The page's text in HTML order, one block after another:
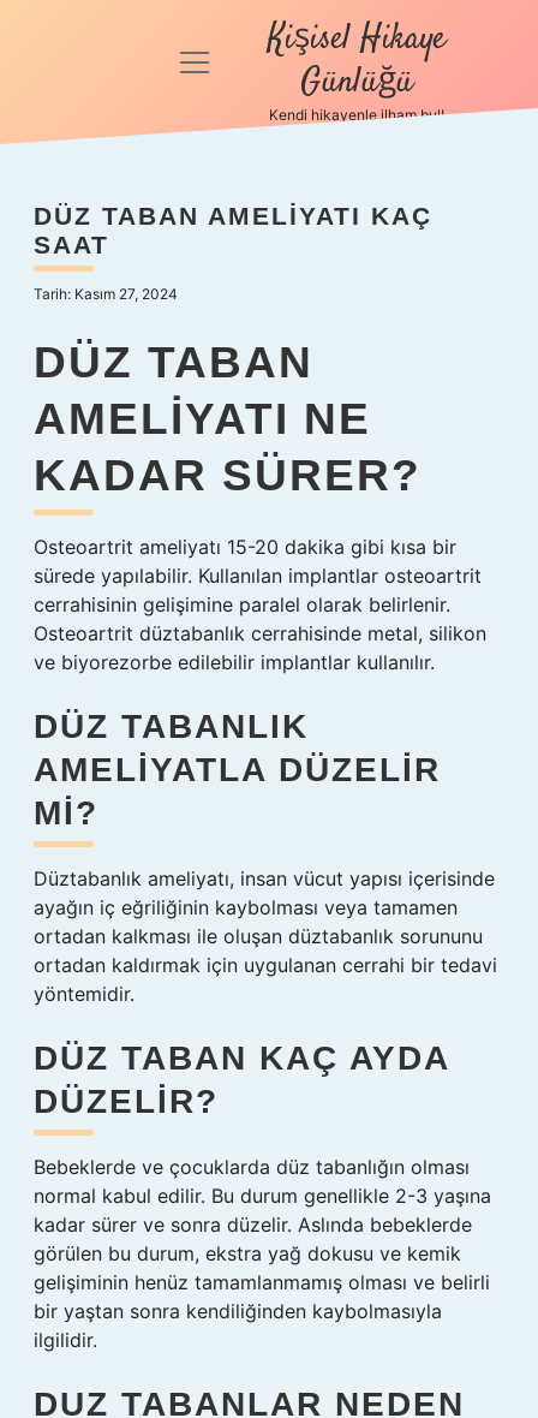
Anasayfa
Politikası
Yasal Uyarı
menüyü
Kişisel Hikaye
Günlüğü
Kendi hikayenle ilham bul!
DÜZ TABAN AMELIYATI KAÇ
SAAT
Tarih: Kasım 27, 2024
DÜZ TABAN
AMELIYATI NE
KADAR SÜRER?
Osteoartrit ameliyatı 15-20 dakika gibi kısa bir
sürede yapılabilir. Kullanılan implantlar osteoartrit
cerrahisinin gelişimine paralel olarak belirlenir.
Osteoartrit düztabanlık cerrahisinde metal, silikon
ve biyorezorbe edilebilir implantlar kullanılır.
DÜZ TABANLIK
AMELIYATLA DÜZELIR
MI?
Düztabanlık ameliyatı, insan vücut yapısı içerisinde
ayağın iç eğriliğinin kaybolması veya tamamen
ortadan kalkması ile oluşan düztabanlık sorununu
ortadan kaldırmak için uygulanan cerrahi bir tedavi
yöntemidir.
DÜZ TABAN KAÇ AYDA
DÜZELIR?
Bebeklerde ve çocuklarda düz tabanlığın olması
normal kabul edilir. Bu durum genellikle 2-3 yaşına
kadar sürer ve sonra düzelir. Aslında bebeklerde
görülen bu durum, ekstra yağ dokusu ve kemik
gelişiminin henüz tamamlanmamış olması ve belirli
bir yaştan sonra kendiliğinden kaybolmasıyla
ilgilidir.
DUZ TABANLAR NEDEN